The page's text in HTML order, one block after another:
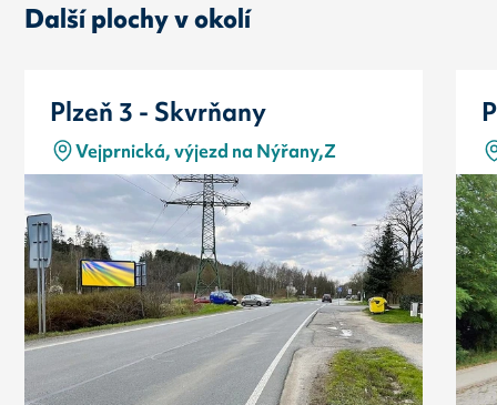
Další plochy v okolí
Plzeň 3 - Skvrňany
Vejprnická, výjezd na Nýřany,Z